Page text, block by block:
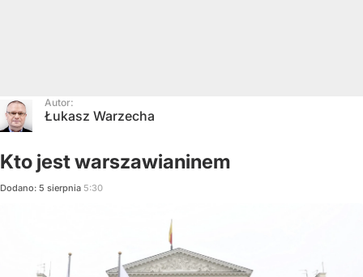
Autor:
Łukasz Warzecha
Kto jest warszawianinem
Dodano: 5 sierpnia 5:30